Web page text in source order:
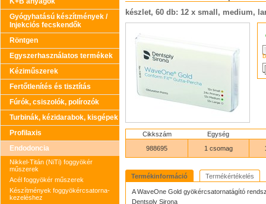
Gyógyhatású készítmények /
Injekciós fecskendők
Röntgen
Egyszerhasználatos termékek
Kéziműszerek
Fertőtlenítés és tisztítás
Fúrók, csiszolók, polírozók
Turbinák, kézidarabok, kisgépek
Profilaxis
Endodoncia
Nikkel-Titán (NiTi) foggyökér
műszerek
Acél foggyökér műszerek
Készítmények foggyökércsatorna-
kezeléshez
készlet, 60 db: 12 x small, medium,
Cikkszám
Egység
988695
1 csomag
Termékinformáció Termékértékelés
A WaveOne Gold gyökércsatornatágító
Dentsply Sirona